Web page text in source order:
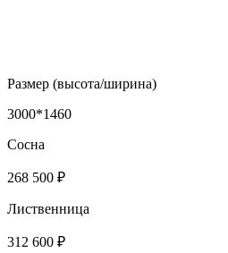
Размер (высота/ширина)
3000*1460
Сосна
268 500 ₽
Лиственница
312 600 ₽